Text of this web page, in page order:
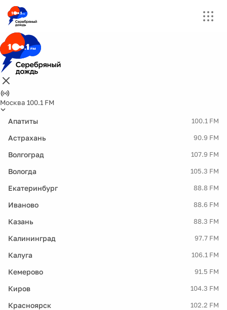
Москва 100.1 FM
Апатиты 100.1 FM
Астрахань 90.9 FM
Волгоград 107.9 FM
Вологда 105.3 FM
Екатеринбург 88.8 FM
Иваново 88.6 FM
Казань 88.3 FM
Калининград 97.7 FM
Калуга 106.1 FM
Кемерово 91.5 FM
Киров 104.3 FM
Красноярск 102.2 FM